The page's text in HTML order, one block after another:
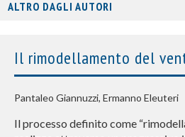
ALTRO DAGLI AUTORI
Il rimodellamento del
Pantaleo Giannuzzi, Ermanno Eleuteri
Il processo definito come